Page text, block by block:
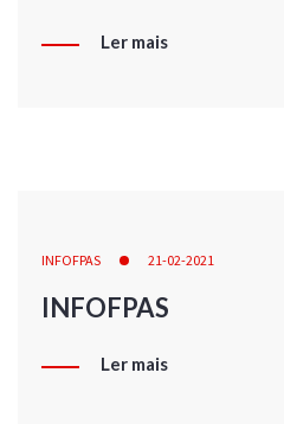
Ler mais
INFOFPAS 21-02-2021
INFOFPAS
Ler mais